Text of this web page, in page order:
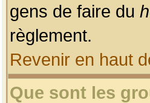
gens de faire du
règlement.
Revenir en haut
Que sont les